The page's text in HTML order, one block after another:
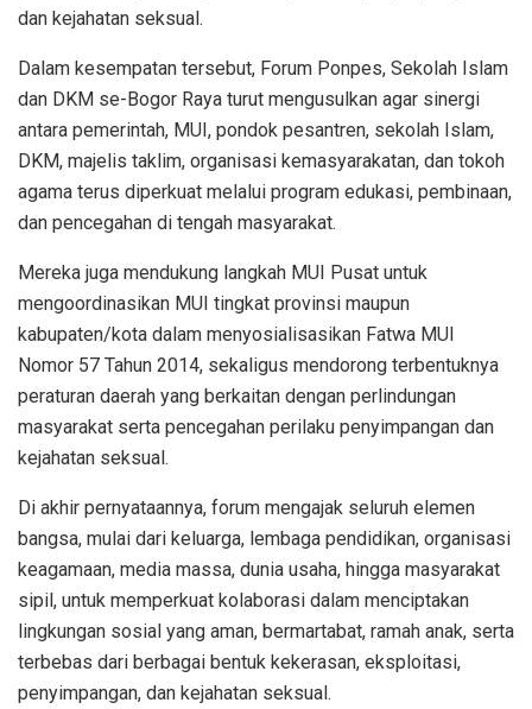
dan kejahatan seksual.
Dalam kesempatan tersebut, Forum Ponpes, Sekolah Islam
dan DKM se-Bogor Raya turut mengusulkan agar sinergi
antara pemerintah, MUI, pondok pesantren, sekolah Islam,
DKM, majelis taklim, organisasi kemasyarakatan, dan tokoh
agama terus diperkuat melalui program edukasi, pembinaan,
dan pencegahan di tengah masyarakat.
Mereka juga mendukung langkah MUI Pusat untuk
mengoordinasikan MUI tingkat provinsi maupun
kabupaten/kota dalam menyosialisasikan Fatwa MUI
Nomor 57 Tahun 2014, sekaligus mendorong terbentuknya
peraturan daerah yang berkaitan dengan perlindungan
masyarakat serta pencegahan perilaku penyimpangan dan
kejahatan seksual.
Di akhir pernyataannya, forum mengajak seluruh elemen
bangsa, mulai dari keluarga, lembaga pendidikan, organisasi
keagamaan, media massa, dunia usaha, hingga masyarakat
sipil, untuk memperkuat kolaborasi dalam menciptakan
lingkungan sosial yang aman, bermartabat, ramah anak, serta
terbebas dari berbagai bentuk kekerasan, eksploitasi,
penyimpangan, dan kejahatan seksual.